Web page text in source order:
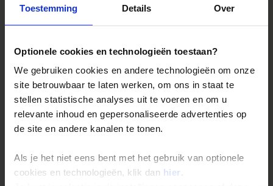
Toestemming Details Over
Optionele cookies en technologieën toestaan?
We gebruiken cookies en andere technologieën om onze
site betrouwbaar te laten werken, om ons in staat te
stellen statistische analyses uit te voeren en om u
relevante inhoud en gepersonaliseerde advertenties op
de site en andere kanalen te tonen.
Als je het niet eens bent met het gebruik van optionele
cookies en technologieën, klik dan hier .
Inloggen op mijn.Shoestring
Reisthema's
Groepsreizen
Festivalreizen
Gegarandeerde reizen